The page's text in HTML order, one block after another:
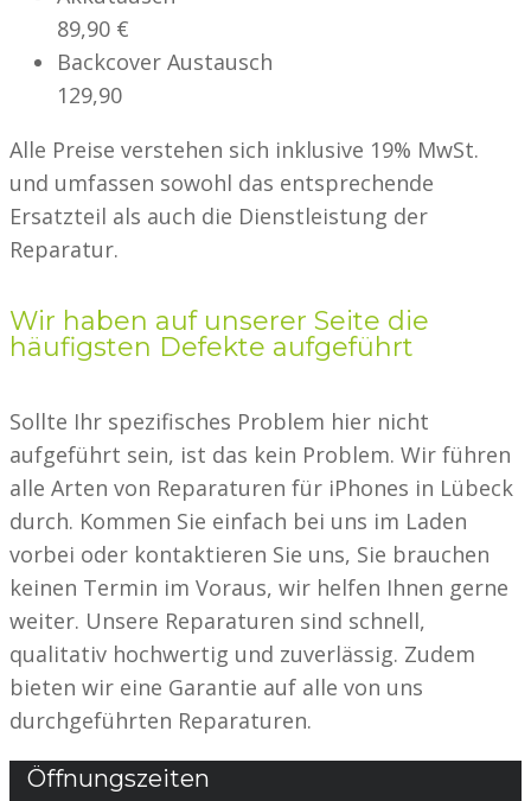
89,90 €
Backcover Austausch
129,90
Alle Preise verstehen sich inklusive 19% MwSt.
und umfassen sowohl das entsprechende
Ersatzteil als auch die Dienstleistung der
Reparatur.
Wir haben auf unserer Seite die
häufigsten Defekte aufgeführt
Sollte Ihr spezifisches Problem hier nicht
aufgeführt sein, ist das kein Problem. Wir führen
alle Arten von Reparaturen für iPhones in Lübeck
durch. Kommen Sie einfach bei uns im Laden
vorbei oder kontaktieren Sie uns, Sie brauchen
keinen Termin im Voraus, wir helfen Ihnen gerne
weiter. Unsere Reparaturen sind schnell,
qualitativ hochwertig und zuverlässig. Zudem
bieten wir eine Garantie auf alle von uns
durchgeführten Reparaturen.
Öffnungszeiten